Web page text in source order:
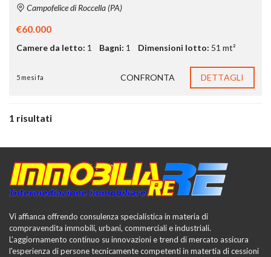
Campofelice di Roccella (PA)
€60.000
Camere da letto: 1 Bagni: 1 Dimensioni lotto: 51 mt²
5 mesi fa CONFRONTA DETTAGLI
1 risultati
Vi affianca offrendo consulenza specialistica in materia di
compravendita immobili, urbani, commerciali e industriali.
L'aggiornamento continuo su innovazioni e trend di mercato assicura
l'esperienza di persone tecnicamente competenti in matertia di cessioni